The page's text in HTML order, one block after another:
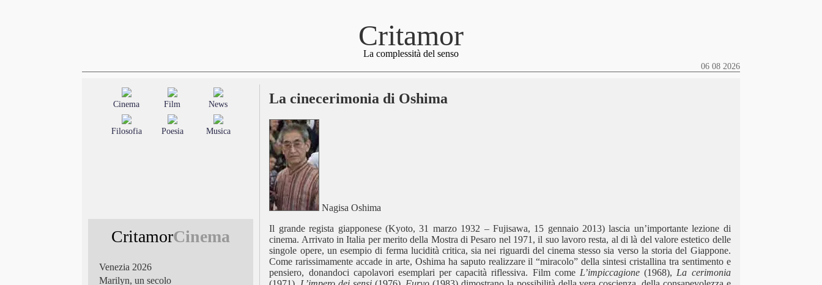
Critamor
La complessità del senso
06 08 2026
Cinema Film News
Filosofia Poesia Musica
CritamorCinema
Venezia 2026
Marilyn, un secolo
La cinecerimonia di Oshima
Nagisa Oshima
Il grande regista giapponese (Kyoto, 31 marzo 1932 – Fujisawa, 15 gennaio 2013) lascia un’importante lezione di
cinema. Arrivato in Italia per merito della Mostra di Pesaro nel 1971, il suo lavoro resta, al di là del valore estetico delle
singole opere, un esempio di ferma lucidità critica, sia nei riguardi del cinema stesso sia verso la storia del Giappone.
Come rarissimamente accade in arte, Oshima ha saputo realizzare il “miracolo” della sintesi cristallina tra sentimento e
pensiero, donandoci capolavori esemplari per capacità riflessiva. Film come L’impiccagione (1968), La cerimonia